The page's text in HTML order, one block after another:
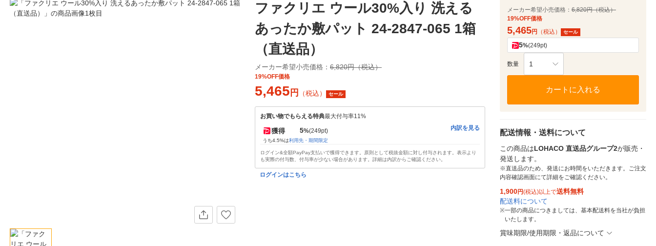
ファクリエ ウール30%入り 洗える
あったか敷パット 24-2847-065 1箱
（直送品）
メーカー希望小売価格： 6,820円（税込）
19%OFF価格
5,465 円 （税込） セール
お買い物でもらえる特典最大付与率11%
獲得 5%(249pt)
うち4.5%は利用先・期間限定
内訳を見る
ログイン&全額PayPay支払いで獲得できます。原則として税抜金額に対し付与されます。表示より
も実際の付与数、付与率が少ない場合があります。詳細は内訳からご確認ください。
ログインはこちら
メーカー希望小売価格： 6,820円（税込）
19%OFF価格
5,465円 （税込） セール
5%(249pt)
数量 1
カートに入れる
配送情報・送料について
この商品はLOHACO 直送品グループ2が販売・
発送します。
※直送品のため、発送にお時間をいただきます。ご注文
内容確認画面にて詳細をご確認ください。
1,900円(税込)以上で送料無料
配送料について
※一部の商品につきましては、基本配送料を当社が負担
いたします。
賞味期限/使用期限・返品について